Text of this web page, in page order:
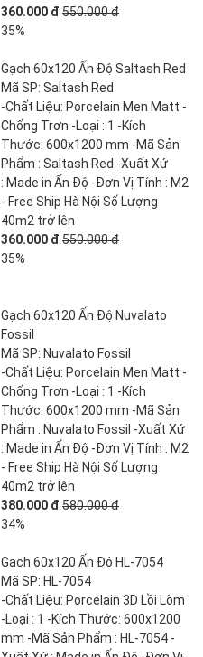
360.000 đ 550.000 đ
35%
Gạch 60x120 Ấn Độ Saltash Red
Mã SP: Saltash Red
-Chất Liệu: Porcelain Men Matt -
Chống Trơn -Loại : 1 -Kích
Thước: 600x1200 mm -Mã Sản
Phẩm : Saltash Red -Xuất Xứ
: Made in Ấn Độ -Đơn Vị Tính : M2
- Free Ship Hà Nội Số Lượng
40m2 trở lên
360.000 đ 550.000 đ
35%
Gạch 60x120 Ấn Độ Nuvalato
Fossil
Mã SP: Nuvalato Fossil
-Chất Liệu: Porcelain Men Matt -
Chống Trơn -Loại : 1 -Kích
Thước: 600x1200 mm -Mã Sản
Phẩm : Nuvalato Fossil -Xuất Xứ
: Made in Ấn Độ -Đơn Vị Tính : M2
- Free Ship Hà Nội Số Lượng
40m2 trở lên
380.000 đ 580.000 đ
34%
Gạch 60x120 Ấn Độ HL-7054
Mã SP: HL-7054
-Chất Liệu: Porcelain 3D Lồi Lõm
-Loại : 1 -Kích Thước: 600x1200
mm -Mã Sản Phẩm : HL-7054 -